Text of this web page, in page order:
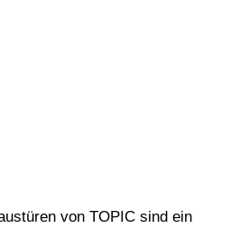
von TOPIC sind ein